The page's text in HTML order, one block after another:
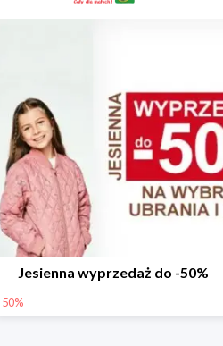
Jesienna wyprzedaż do -50%
50%